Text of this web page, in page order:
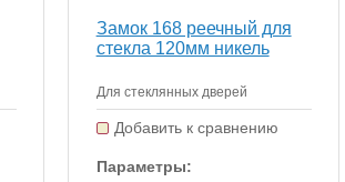
Замок 168 реечный для
стекла 120мм никель
Для стеклянных дверей
Добавить к сравнению
Параметры: